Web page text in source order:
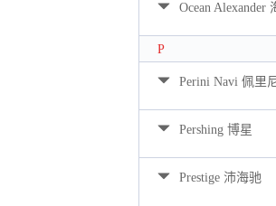
Ocean Alexander
P
Perini Navi 佩里
Pershing 博星
Prestige 沛海驰